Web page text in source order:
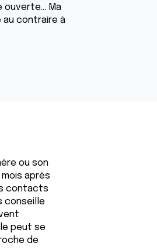
ouverte... Ma
au contraire à
ou son
après
contacts
conseille
peut se
de